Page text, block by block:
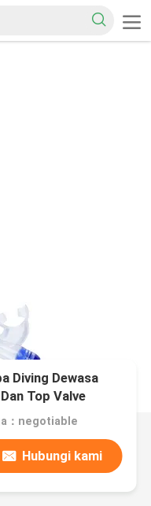
Diving Dewasa
Top Valve
：negotiable
Hubungi kami